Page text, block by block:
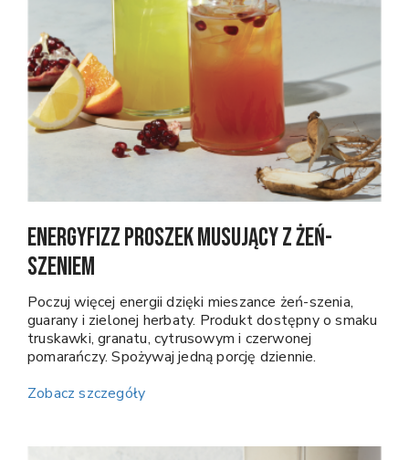
EnergyFizz Proszek musujący z żeń-
szeniem
Poczuj więcej energii dzięki mieszance żeń-szenia,
guarany i zielonej herbaty. Produkt dostępny o smaku
truskawki, granatu, cytrusowym i czerwonej
pomarańczy. Spożywaj jedną porcję dziennie.
Zobacz szczegóły